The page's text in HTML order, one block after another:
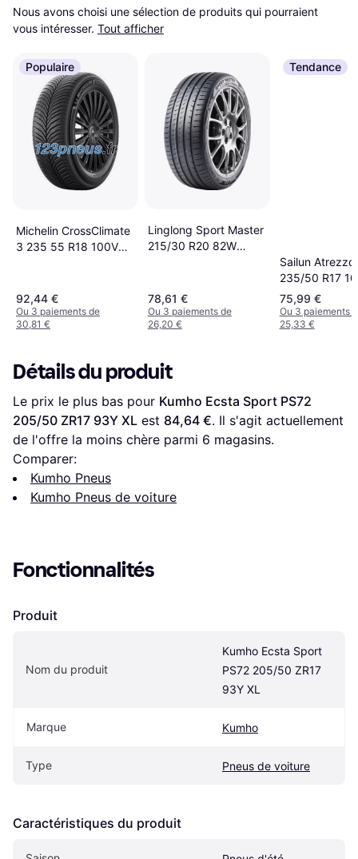
Nous avons choisi une sélection de produits qui pourraient
vous intéresser. Tout afficher
Populaire
Michelin CrossClimate
3 235 55 R18 100V
92,44 €
Ou 3 paiements de
30,81 €
Linglong Sport Master
215/30 R20 82W
78,61 €
Ou 3 paiements de
26,20 €
Tendance
Sailun Atrezzo
235/50 R17
75,99 €
Ou 3 paiements
25,33 €
Détails du produit
Le prix le plus bas pour Kumho Ecsta Sport PS72
205/50 ZR17 93Y XL est 84,64 €. Il s'agit actuellement
de l'offre la moins chère parmi 6 magasins.
Comparer:
Kumho Pneus
Kumho Pneus de voiture
Fonctionnalités
Produit
Nom du produit
Kumho Ecsta Sport
PS72 205/50 ZR17
93Y XL
Marque Kumho
Type Pneus de voiture
Caractéristiques du produit